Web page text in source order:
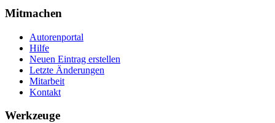
Mitmachen
Autorenportal
Hilfe
Neuen Eintrag erstellen
Letzte Änderungen
Mitarbeit
Kontakt
Werkzeuge